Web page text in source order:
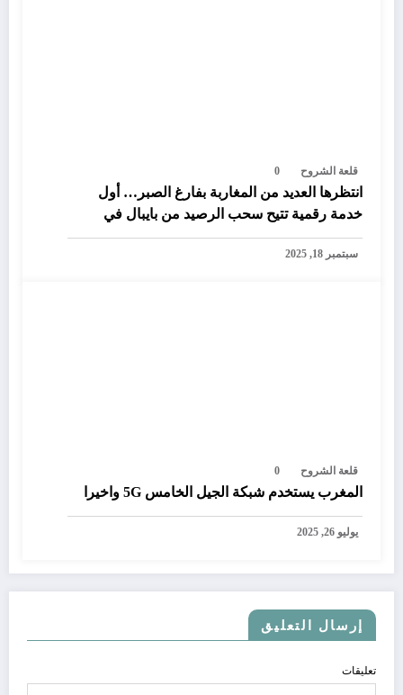
قلعة الشروح 0
انتظرها العديد من المغاربة بفارغ الصبر… أول
خدمة رقمية تتيح سحب الرصيد من بايبال في
المغرب
سبتمبر 18, 2025
قلعة الشروح 0
المغرب يستخدم شبكة الجيل الخامس 5G واخيرا
يوليو 26, 2025
إرسال التعليق
تعليقات